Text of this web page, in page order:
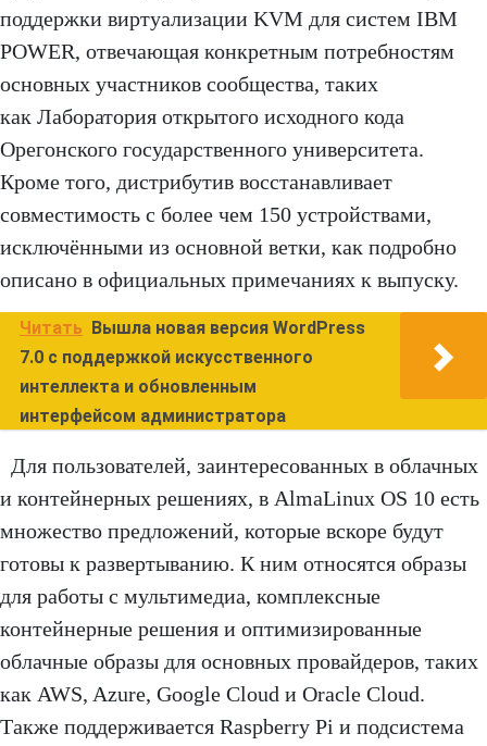
поддержки виртуализации KVM для систем IBM
POWER, отвечающая конкретным потребностям
основных участников сообщества, таких
как Лаборатория открытого исходного кода
Орегонского государственного университета.
Кроме того, дистрибутив восстанавливает
совместимость с более чем 150 устройствами,
исключёнными из основной ветки, как подробно
описано в официальных примечаниях к выпуску.
Читать
Вышла новая версия WordPress
7.0 с поддержкой искусственного
интеллекта и обновленным
интерфейсом администратора
Для пользователей, заинтересованных в облачных
и контейнерных решениях, в AlmaLinux OS 10 есть
множество предложений, которые вскоре будут
готовы к развертыванию. К ним относятся образы
для работы с мультимедиа, комплексные
контейнерные решения и оптимизированные
облачные образы для основных провайдеров, таких
как AWS, Azure, Google Cloud и Oracle Cloud.
Также поддерживается Raspberry Pi и подсистема